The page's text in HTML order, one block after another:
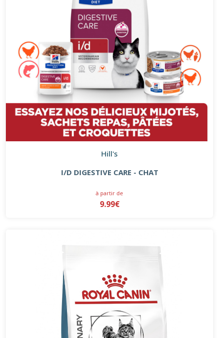
Hill's
I/D DIGESTIVE CARE - CHAT
à partir de
9.99€